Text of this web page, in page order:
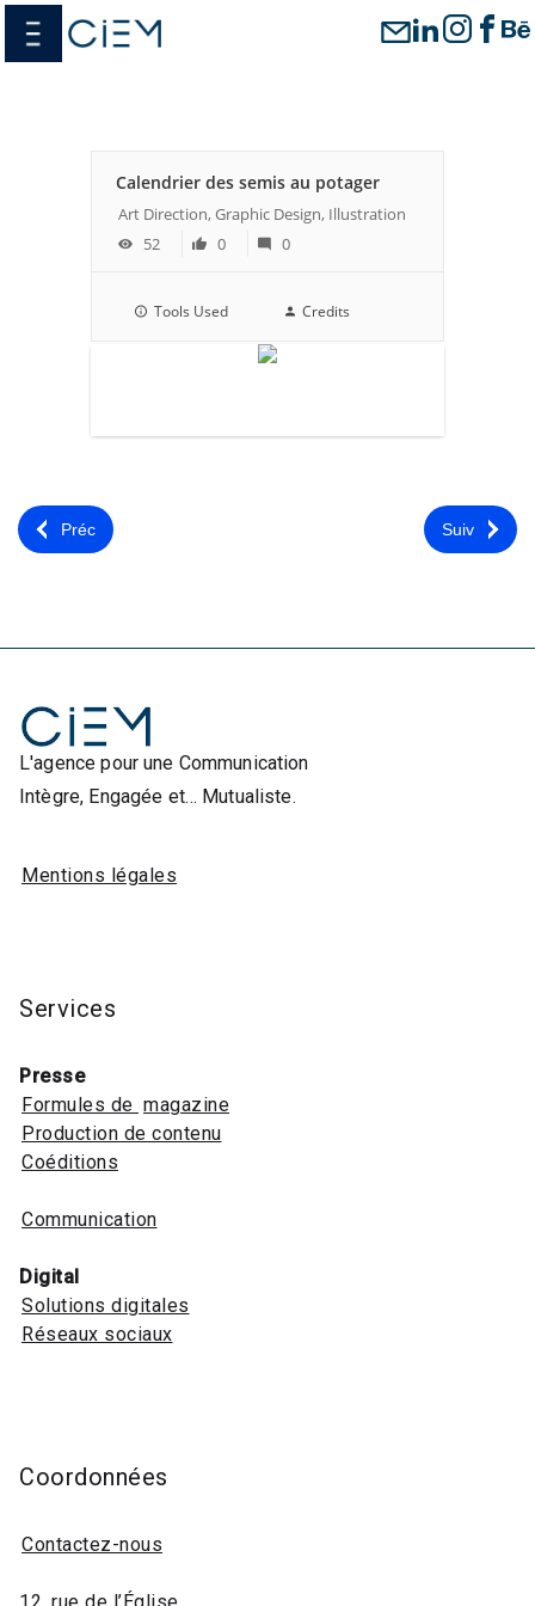
menu
Calendrier des semis au potager
Art Direction, Graphic Design, Illustration
52
0 0
Tools Used Credits
Préc Suiv
L'agence pour une Communication
Intègre, Engagée et… Mutualiste.
Mentions légales
Services
Presse
Formules de magazine
Production de contenu
Coéditions
Communication
Digital
Solutions digitales
Réseaux sociaux
Coordonnées
Contactez-nous